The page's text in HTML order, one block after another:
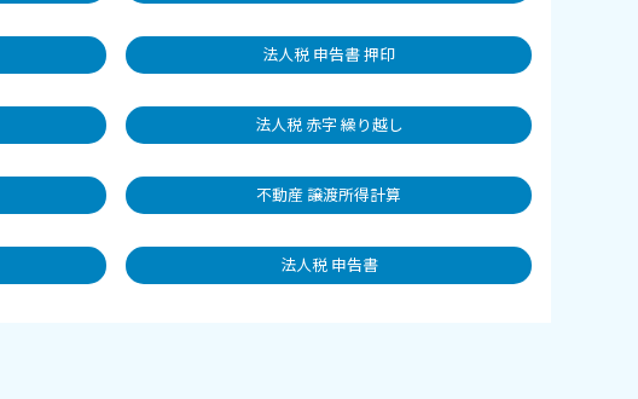
法人税 申告書 押印
法人税 赤字 繰り越し
不動産 譲渡所得計算
法人税 申告書